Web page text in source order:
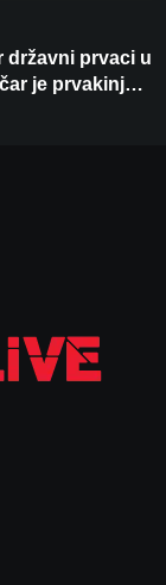
državni prvaci u
je prvakinja